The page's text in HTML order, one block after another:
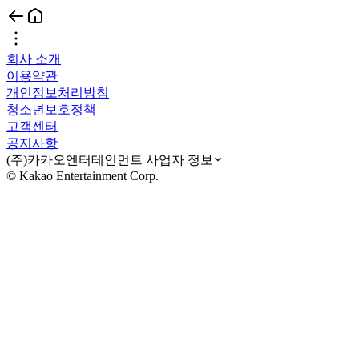
회사 소개
이용약관
개인정보처리방침
청소년보호정책
고객센터
공지사항
(주)카카오엔터테인먼트 사업자 정보
© Kakao Entertainment Corp.